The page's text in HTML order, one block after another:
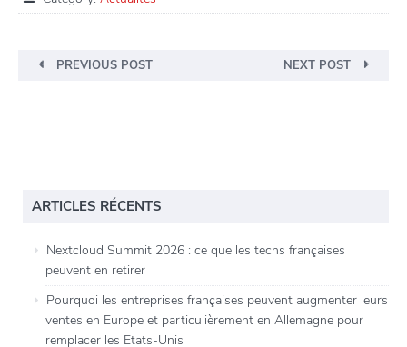
PREVIOUS POST NEXT POST
ARTICLES RÉCENTS
Nextcloud Summit 2026 : ce que les techs françaises
peuvent en retirer
Pourquoi les entreprises françaises peuvent augmenter leurs
ventes en Europe et particulièrement en Allemagne pour
remplacer les Etats-Unis